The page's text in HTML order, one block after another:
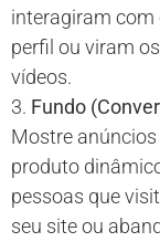
interagiram com
perfil ou viram
vídeos.
3. Fundo
Mostre anúncios
produto
pessoas que
seu site ou